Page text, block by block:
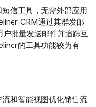
信工具，无需外部应用
CRM通过其群发邮
批量发送邮件并追踪互
的工具功能较为有
和智能视图优化销售流